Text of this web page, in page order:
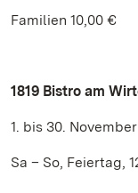
Familien 10,00 €
1819 Bistro am
1. bis 30. November
Sa – So, Feiertag,